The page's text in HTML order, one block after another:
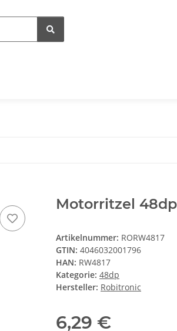
Motorritzel 48dp
Artikelnummer: RORW4817
GTIN: 4046032001796
HAN: RW4817
Kategorie: 48dp
Hersteller: Robitronic
6,29 €